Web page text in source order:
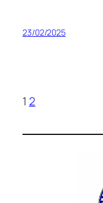
23/02/2025
1 2